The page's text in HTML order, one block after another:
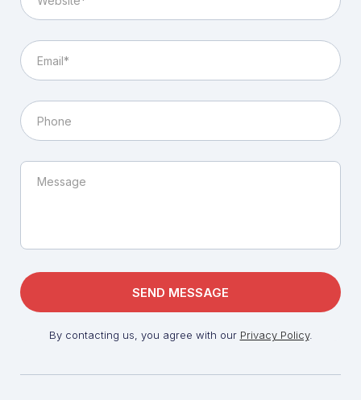
By contacting us, you agree with our Privacy Policy.